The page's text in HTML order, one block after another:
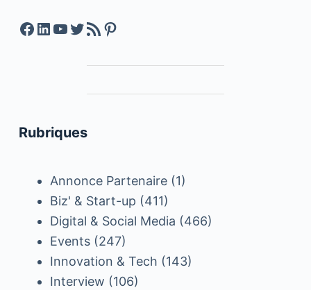
Facebook
LinkedIn
YouTube
Twitter
Feed RSSPinterest
Rubriques
Annonce Partenaire(1)
Biz' & Start-up (411)
Digital & Social Media (466)
Events(247)
Innovation & Tech (143)
Interview (106)